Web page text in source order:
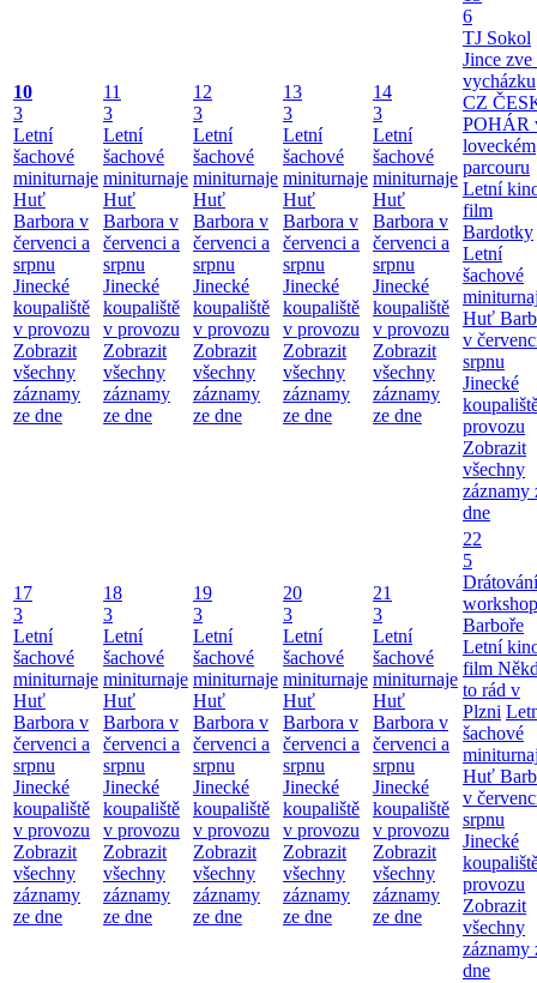
10
3
Letní
šachové
miniturnaje
Huť
Barbora v
červenci a
srpnu
Jinecké
koupaliště
v provozu
Zobrazit
všechny
záznamy
ze dne
11
3
Letní
šachové
miniturnaje
Huť
Barbora v
červenci a
srpnu
Jinecké
koupaliště
v provozu
Zobrazit
všechny
záznamy
ze dne
12
3
Letní
šachové
miniturnaje
Huť
Barbora v
červenci a
srpnu
Jinecké
koupaliště
v provozu
Zobrazit
všechny
záznamy
ze dne
13
3
Letní
šachové
miniturnaje
Huť
Barbora v
červenci a
srpnu
Jinecké
koupaliště
v provozu
Zobrazit
všechny
záznamy
ze dne
14
3
Letní
šachové
miniturnaje
Huť
Barbora v
červenci a
srpnu
Jinecké
koupaliště
v provozu
Zobrazit
všechny
záznamy
ze dne
6
TJ Sokol
Jince zve
vycházku
CZ
POHÁR
loveckém
parcouru
Letní
film
Bardotky
Letní
šachové
Huť
v
srpnu
Jinecké
provozu
Zobrazit
všechny
záznamy
dne
17
3
Letní
šachové
miniturnaje
Huť
Barbora v
červenci a
srpnu
Jinecké
koupaliště
v provozu
Zobrazit
všechny
záznamy
ze dne
18
3
Letní
šachové
miniturnaje
Huť
Barbora v
červenci a
srpnu
Jinecké
koupaliště
v provozu
Zobrazit
všechny
záznamy
ze dne
19
3
Letní
šachové
miniturnaje
Huť
Barbora v
červenci a
srpnu
Jinecké
koupaliště
v provozu
Zobrazit
všechny
záznamy
ze dne
20
3
Letní
šachové
miniturnaje
Huť
Barbora v
červenci a
srpnu
Jinecké
koupaliště
v provozu
Zobrazit
všechny
záznamy
ze dne
21
3
Letní
šachové
miniturnaje
Huť
Barbora v
červenci a
srpnu
Jinecké
koupaliště
v provozu
Zobrazit
všechny
záznamy
ze dne
22
5
Barboře
Letní
film
to rád v
Plzni
šachové
Huť
v
srpnu
Jinecké
provozu
Zobrazit
všechny
záznamy
dne